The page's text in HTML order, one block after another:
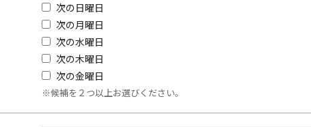
次の日曜日
次の月曜日
次の水曜日
次の木曜日
次の金曜日
※候補を２つ以上お選びください。